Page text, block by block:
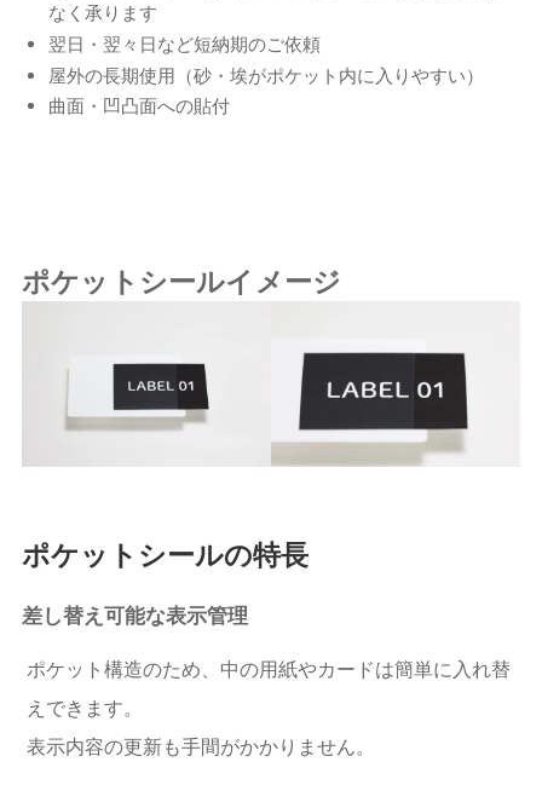
なく承ります
翌日・翌々日など短納期のご依頼
屋外の長期使用（砂・埃がポケット内に入りやすい）
曲面・凹凸面への貼付
ポケットシールイメージ
ポケットシールの特長
差し替え可能な表示管理
ポケット構造のため、中の用紙やカードは簡単に入れ替
えできます。
表示内容の更新も手間がかかりません。